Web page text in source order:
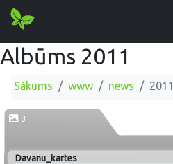
Albūms 2011
Sākums www news 2011
3
Davanu_kartes